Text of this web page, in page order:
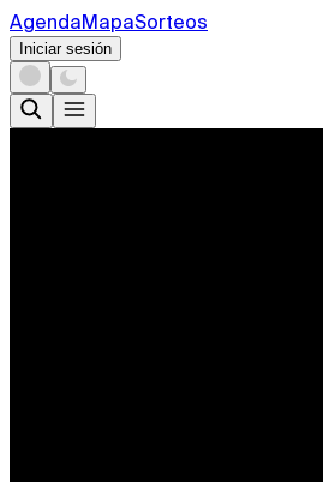
AgendaMapaSorteos
Iniciar sesión